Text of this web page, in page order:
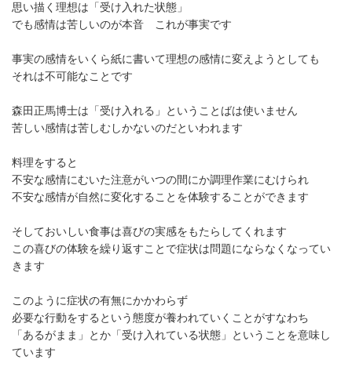
思い描く理想は「受け入れた状態」
でも感情は苦しいのが本音 これが事実です
事実の感情をいくら紙に書いて理想の感情に変えようとしても
それは不可能なことです
森田正馬博士は「受け入れる」ということばは使いません
苦しい感情は苦しむしかないのだといわれます
料理をすると
不安な感情にむいた注意がいつの間にか調理作業にむけられ
不安な感情が自然に変化することを体験することができます
そしておいしい食事は喜びの実感をもたらしてくれます
この喜びの体験を繰り返すことで症状は問題にならなくなってい
きます
このように症状の有無にかかわらず
必要な行動をするという態度が養われていくことがすなわち
「あるがまま」とか「受け入れている状態」ということを意味し
ています